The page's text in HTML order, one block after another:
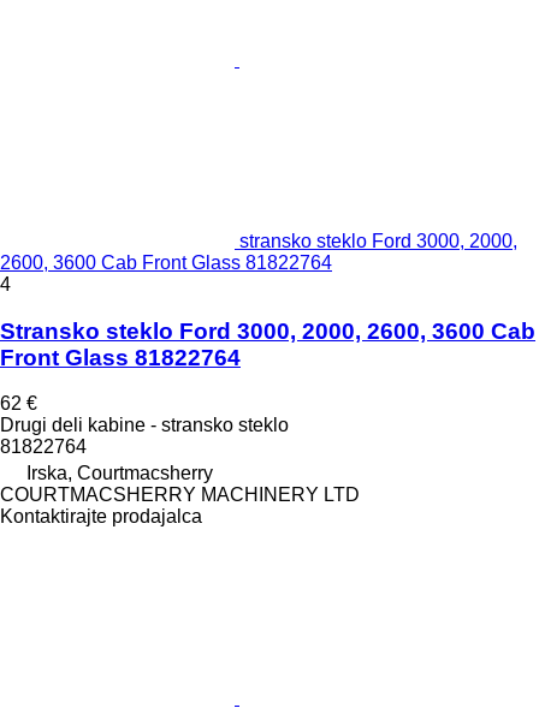
stransko steklo Ford 3000, 2000,
2600, 3600 Cab Front Glass 81822764
4
Stransko steklo Ford 3000, 2000, 2600, 3600 Cab
Front Glass 81822764
62 €
Drugi deli kabine - stransko steklo
81822764
Irska, Courtmacsherry
COURTMACSHERRY MACHINERY LTD
Kontaktirajte prodajalca